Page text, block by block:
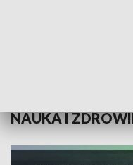
NAUKA I